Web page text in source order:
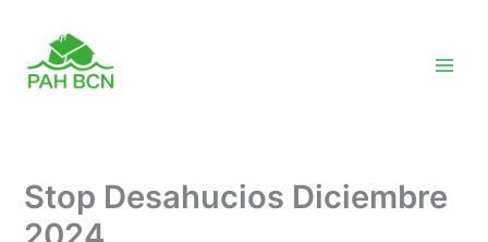
content
Stop Desahucios Diciembre